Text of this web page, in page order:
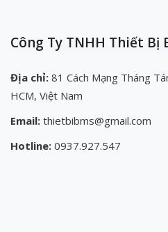
Công Ty TNHH Thiết Bị
Địa chỉ: 81 Cách Mạng Tháng
HCM, Việt Nam
Email: thietbibms@gmail.com
Hotline: 0937.927.547